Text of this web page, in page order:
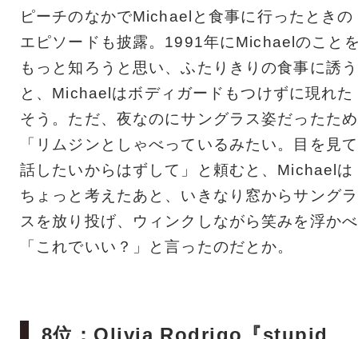
ピーチのなかでMichaelと食事に行ったときの
エピソードも披露。1991年にMichaelのこと
もっと知ろうと思い、ふたりきりの食事に誘う
と、Michaelはボディガードもつけずに現れた
そう。ただ、夜なのにサングラス姿だったため
「リムジンとしゃべっているみたい。目を見て
話したいからはずして」と頼むと、Michaelは
ちょっと考えたあと、いきなり窓からサングラ
スを放り投げ、ウィンクしながら笑みを浮かべ
「これでいい？」と言ったのだとか。